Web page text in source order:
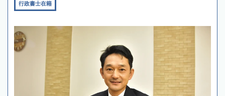
行政書士在籍